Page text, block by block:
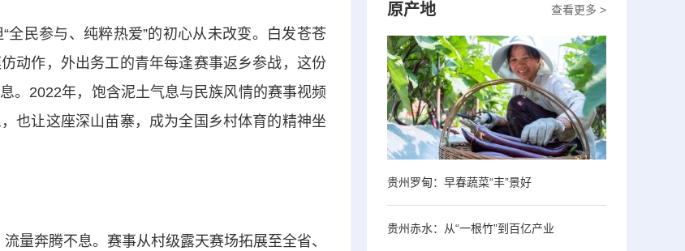
民参与、纯粹热爱”的初心从未改变。白发苍苍
动作，外出务工的青年每逢赛事返乡参战，这份
。2022年，饱含泥土气息与民族风情的赛事视频
也让这座深山苗寨，成为全国乡村体育的精神坐
奔腾不息。赛事从村级露天赛场拓展至全省、
查看更多 >
原产地
贵州罗甸：早春蔬菜“丰”景好
贵州赤水：从“一根竹”到百亿产业